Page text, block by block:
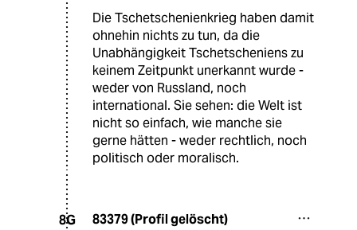
Die Tschetschenienkrieg haben damit
ohnehin nichts zu tun, da die
Unabhängigkeit Tschetscheniens zu
keinem Zeitpunkt unerkannt wurde -
weder von Russland, noch
international. Sie sehen: die Welt ist
nicht so einfach, wie manche sie
gerne hätten - weder rechtlich, noch
politisch oder moralisch.
8G 83379 (Profil gelöscht)